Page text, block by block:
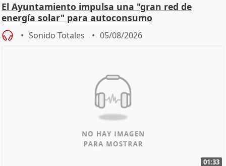
El Ayuntamiento impulsa una "gran red de
energía solar" para autoconsumo
Sonido Totales 05/08/2026
01:33